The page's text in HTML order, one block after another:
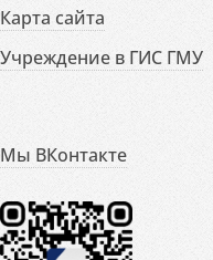
Карта сайта
Учреждение в ГИС ГМУ
Мы ВКонтакте